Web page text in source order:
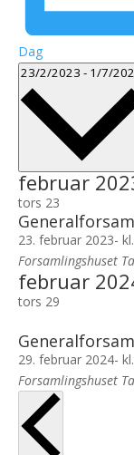
Dag
23/2/2023 - 1/7/
februar
tors 23
23. februar 2023-
Forsamlingshuset
februar
tors 29
29. februar 2024-
Forsamlingshuset